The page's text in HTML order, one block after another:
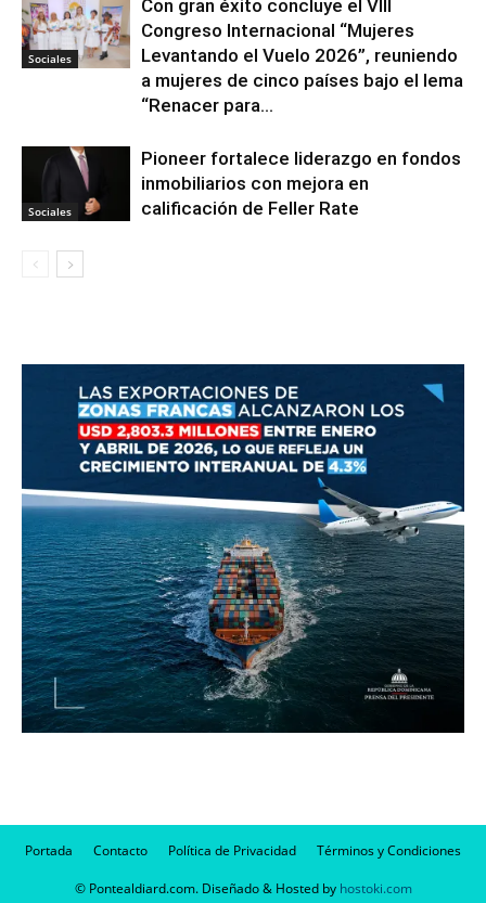
Sociales
Con gran éxito concluye el VIII
Congreso Internacional “Mujeres
Levantando el Vuelo 2026”, reuniendo
a mujeres de cinco países bajo el lema
“Renacer para...
Sociales
Pioneer fortalece liderazgo en fondos
inmobiliarios con mejora en
calificación de Feller Rate
Portada Contacto Política de Privacidad Términos y Condiciones
© Pontealdiard.com. Diseñado & Hosted by hostoki.com